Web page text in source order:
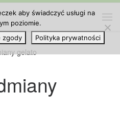
gelato
aby świadczyć usługi na
poziomie.
zgody Polityka prywatności